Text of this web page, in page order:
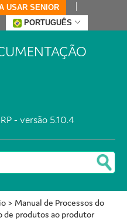
USAR SENIOR
PORTUGUÊS
- versão 5.10.4
> Manual de Processos do
de produtos ao produtor